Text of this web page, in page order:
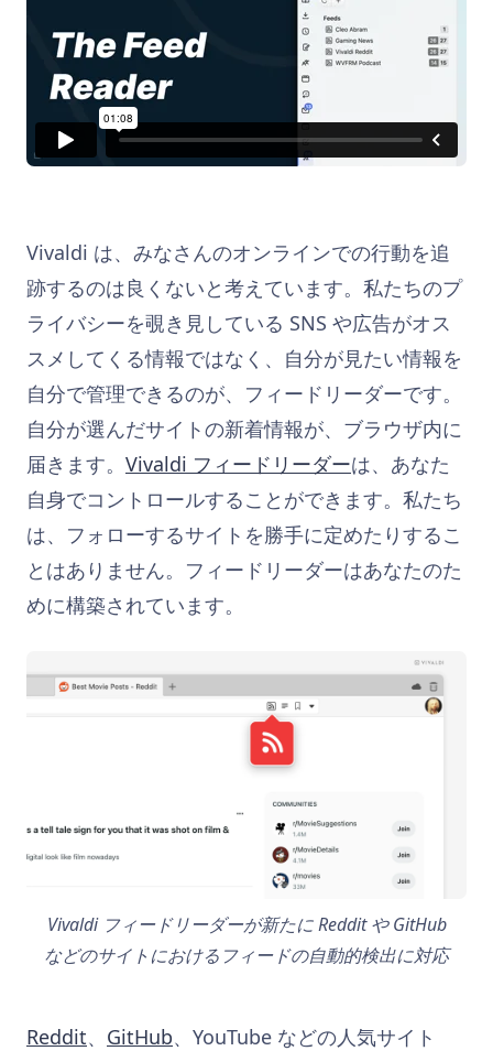
Vivaldi は、みなさんのオンラインでの行動を追
跡するのは良くないと考えています。 私たちのプ
ライバシーを覗き見している SNS や広告がオス
スメしてくる情報ではなく、自分が見たい情報を
自分で管理できるのが、フィードリーダーです。
自分が選んだサイトの新着情報が、ブラウザ内に
届きます。 Vivaldi フィードリーダーは、あなた
自身でコントロールすることができます。私たち
は、フォローするサイトを勝手に定めたりするこ
とはありません。フィードリーダーはあなたのた
めに構築されています。
Vivaldi フィードリーダーが新たに Reddit や GitHub
などのサイトにおけるフィードの自動的検出に対応
Reddit、 GitHub、YouTube などの人気サイト